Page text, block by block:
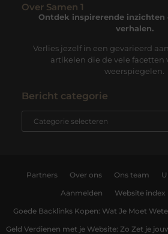
Over Samen 1
Ontdek inspirerende inzichten
verhalen.
Verlies jezelf in een gevarieerd
artikelen die de vele facetten
weerspiegelen.
Bericht categorie
Partners Over ons Ons team
Aanmelden Website index
Goede Backlinks Kopen: Wat Je Moet
Geld Verdienen met je Website: Zo Zet je